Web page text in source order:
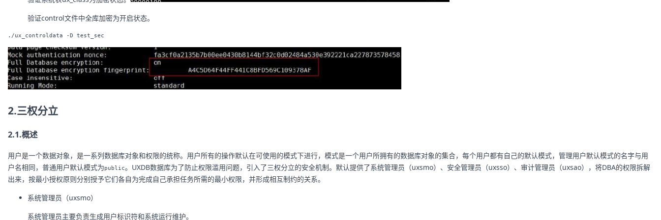
验证control文件中全库加密为开启状态。
2.三权分立
2.1.概述
用户是一个数据对象，是一系列数据库对象和权限的统称。用户所有的操作默认在可使用的模式下进行，模式是一个用户所拥有的数据库对象的集合，每个用户都有自己的默认模式，管理用户默认模式的名字与用
户名相同，普通用户默认模式为public。UXDB数据库为了防止权限滥用问题，引入了三权分立的安全机制。默认提供了系统管理员（uxsmo）、安全管理员（uxsso）、审计管理员（uxsao），将DBA的权限拆解
出来，按最小授权原则分别授予它们各自为完成自己承担任务所需的最小权限，并形成相互制约的关系。
系统管理员（uxsmo）
系统管理员主要负责生成用户标识符和系统运行维护。